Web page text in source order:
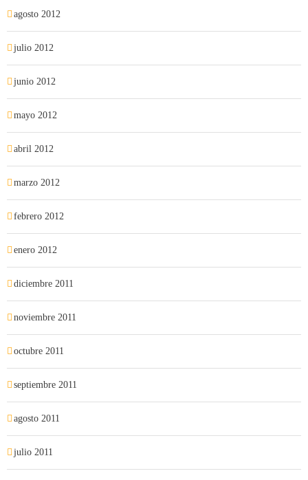
agosto 2012
julio 2012
junio 2012
mayo 2012
abril 2012
marzo 2012
febrero 2012
enero 2012
diciembre 2011
noviembre 2011
octubre 2011
septiembre 2011
agosto 2011
julio 2011